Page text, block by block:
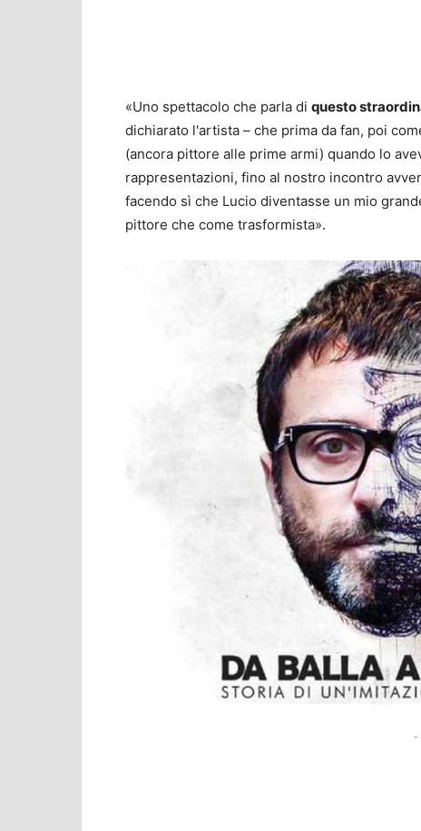
«Uno spettacolo che parla di questo
dichiarato l'artista – che prima da fan, poi
(ancora pittore alle prime armi) quando lo
rappresentazioni, fino al nostro incontro
facendo sì che Lucio diventasse un mio
pittore che come trasformista».
-